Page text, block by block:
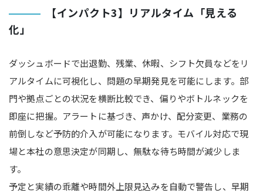
【インパクト3】リアルタイム「見える
化」
ダッシュボードで出退勤、残業、休暇、シフト欠員などをリ
アルタイムに可視化し、問題の早期発見を可能にします。部
門や拠点ごとの状況を横断比較でき、偏りやボトルネックを
即座に把握。アラートに基づき、声かけ、配分変更、業務の
前倒しなど予防的介入が可能になります。モバイル対応で現
場と本社の意思決定が同期し、無駄な待ち時間が減少しま
す。
予定と実績の乖離や時間外上限見込みを自動で警告し、早期